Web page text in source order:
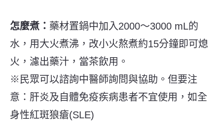
怎麼煮： 藥材置鍋中加入2000～3000 mL的
水，用大火煮沸，改小火熬煮約15分鐘即可熄
火，濾出藥汁，當茶飲用。
※民眾可以諮詢中醫師詢問與協助。但要注
意：肝炎及自體免疫疾病患者不宜使用，如全
身性紅斑狼瘡(SLE)